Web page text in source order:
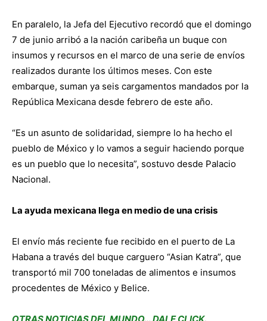
En paralelo, la Jefa del Ejecutivo recordó que el domingo
7 de junio arribó a la nación caribeña un buque con
insumos y recursos en el marco de una serie de envíos
realizados durante los últimos meses. Con este
embarque, suman ya seis cargamentos mandados por la
República Mexicana desde febrero de este año.
“Es un asunto de solidaridad, siempre lo ha hecho el
pueblo de México y lo vamos a seguir haciendo porque
es un pueblo que lo necesita”, sostuvo desde Palacio
Nacional.
La ayuda mexicana llega en medio de una crisis
El envío más reciente fue recibido en el puerto de La
Habana a través del buque carguero “Asian Katra”, que
transportó mil 700 toneladas de alimentos e insumos
procedentes de México y Belice.